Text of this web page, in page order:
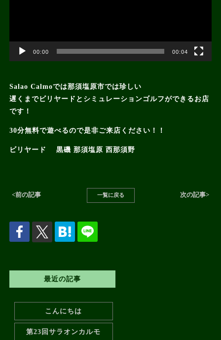
00:00 00:04
Salao Calmoでは那須塩原市では珍しい
遅くまでビリヤードとシミュレーションゴルフができるお店
です！
30分無料で遊べるので是非ご来店ください！！
ビリヤード 黒磯 那須塩原 西那須野
<前の記事 一覧に戻る 次の記事>
最近の記事
こんにちは
第23回サラオンカルモ